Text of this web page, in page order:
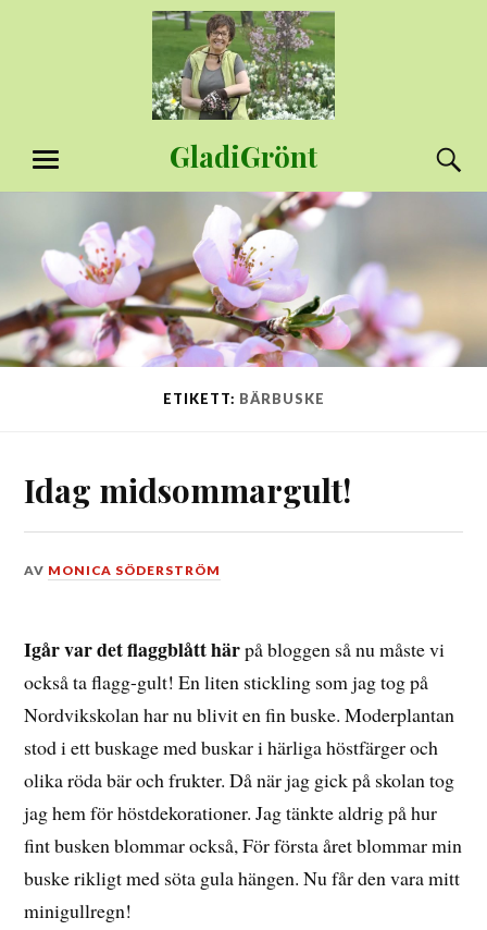
GladiGrönt
MENY
ETIKETT: BÄRBUSKE
Idag midsommargult!
DEN
2016
AV MONICA SÖDERSTRÖM
Igår var det flaggblått härpå bloggen så nu måste vi
också ta flagg-gult! En liten stickling som jag tog på
Nordvikskolan har nu blivit en fin buske. Moderplantan
stod i ett buskage med buskar i härliga höstfärger och
olika röda bär och frukter. Då när jag gick på skolan tog
jag hem för höstdekorationer. Jag tänkte aldrig på hur
fint busken blommar också, För första året blommar min
buske rikligt med söta gula hängen. Nu får den vara mitt
minigullregn!